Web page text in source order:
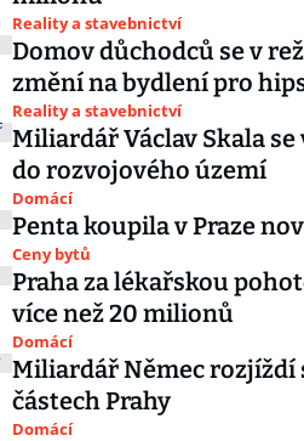
Reality a stavebnictví
Domov důchodců se v
změní na bydlení pro
Reality a stavebnictví
Miliardář Václav Skala
do rozvojového území
Domácí
Penta koupila v Praze
Ceny bytů
Praha za lékařskou
více než 20 milionů
Domácí
Miliardář Němec
částech Prahy
Domácí